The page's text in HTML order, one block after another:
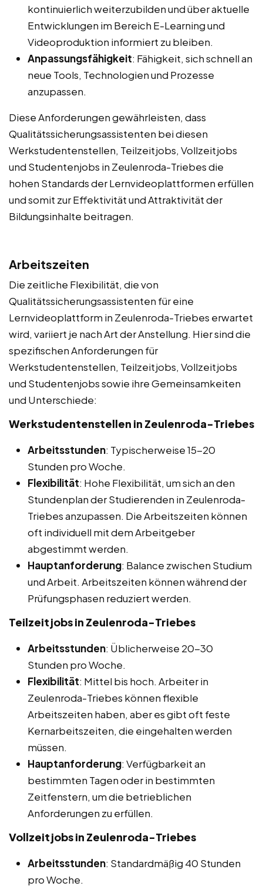
kontinuierlich weiterzubilden und über aktuelle
Entwicklungen im Bereich E-Learning und
Videoproduktion informiert zu bleiben.
Anpassungsfähigkeit: Fähigkeit, sich schnell an
neue Tools, Technologien und Prozesse
anzupassen.
Diese Anforderungen gewährleisten, dass
Qualitätssicherungsassistenten bei diesen
Werkstudentenstellen, Teilzeitjobs, Vollzeitjobs
und Studentenjobs in Zeulenroda-Triebes die
hohen Standards der Lernvideoplattformen erfüllen
und somit zur Effektivität und Attraktivität der
Bildungsinhalte beitragen.
Arbeitszeiten
Die zeitliche Flexibilität, die von
Qualitätssicherungsassistenten für eine
Lernvideoplattform in Zeulenroda-Triebes erwartet
wird, variiert je nach Art der Anstellung. Hier sind die
spezifischen Anforderungen für
Werkstudentenstellen, Teilzeitjobs, Vollzeitjobs
und Studentenjobs sowie ihre Gemeinsamkeiten
und Unterschiede:
Werkstudentenstellen in Zeulenroda-Triebes
Arbeitsstunden: Typischerweise 15-20
Stunden pro Woche.
Flexibilität: Hohe Flexibilität, um sich an den
Stundenplan der Studierenden in Zeulenroda-
Triebes anzupassen. Die Arbeitszeiten können
oft individuell mit dem Arbeitgeber
abgestimmt werden.
Hauptanforderung: Balance zwischen Studium
und Arbeit. Arbeitszeiten können während der
Prüfungsphasen reduziert werden.
Teilzeitjobs in Zeulenroda-Triebes
Arbeitsstunden: Üblicherweise 20-30
Stunden pro Woche.
Flexibilität: Mittel bis hoch. Arbeiter in
Zeulenroda-Triebes können flexible
Arbeitszeiten haben, aber es gibt oft feste
Kernarbeitszeiten, die eingehalten werden
müssen.
Hauptanforderung: Verfügbarkeit an
bestimmten Tagen oder in bestimmten
Zeitfenstern, um die betrieblichen
Anforderungen zu erfüllen.
Vollzeitjobs in Zeulenroda-Triebes
Arbeitsstunden: Standardmäßig 40 Stunden
pro Woche.